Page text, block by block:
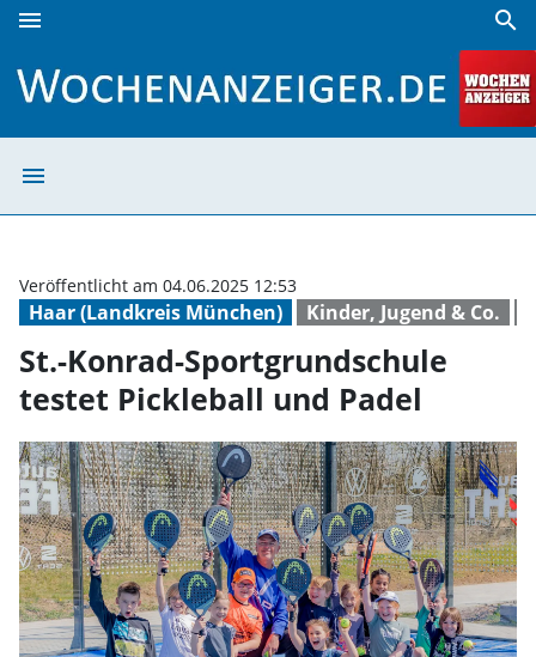
menu search
menu
Haar (Landkreis München) Kinder, Jugend & Co.
Veröffentlicht am 04.06.2025 12:53
St.-Konrad-Sportgrundschule
testet Pickleball und Padel